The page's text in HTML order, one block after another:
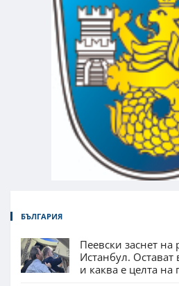
БЪЛГАРИЯ
Пеевски заснет на
Истанбул.
и каква е целта на